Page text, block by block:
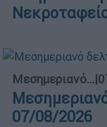
Μεσημεριανό...|
07/08/2026